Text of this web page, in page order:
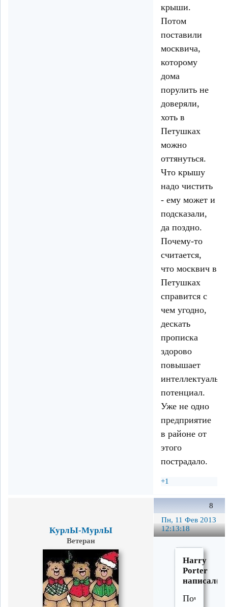
крыши.
Потом
поставили
москвича,
которому
дома
порулить не
доверяли,
хоть в
Петушках
можно
оттянуться.
Что крышу
надо чистить
- ему может и
подсказали,
да поздно.
Почему-то
считается,
что москвич в
Петушках
справится с
чем угодно,
дескать
прописка
здорово
повышает
потенциал.
Уже не одно
предприятие
в районе от
этого
пострадало.
+1
8
Пн, 11 Фев 2013
12:13:18
КурлЫ-МурлЫ
Ветеран
Harry
Porter
Почему-